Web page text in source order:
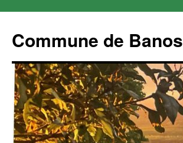
Commune de Banos